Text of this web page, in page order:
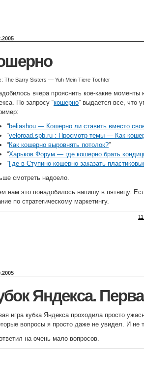
The Barry Sisters — Yuh Mein Tiere Tochter
вчера прояснить кое-какие
По запросу “кошерно” выдается все, что
“beliashou — Кошерно ли ставить вместо
“veloroad.spb.ru : Просмотр темы — Как
“Как кошерно выровнять потолок?”
“Харьков Форум — где кошерно брать
“Где в Ступино кошерно заказать
смотреть надоело.
нам это понадобилось напишу в пятницу.
по стратегическому маркетингу.
Яндекса.
игра кубка Яндекса проходила просто
вопросы я просто даже не увидел. И не
на очень мало вопросов.